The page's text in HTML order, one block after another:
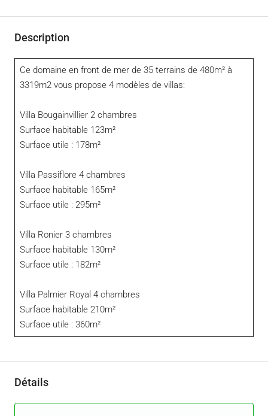
Description
Ce domaine en front de mer de 35 terrains de 480m² à
3319m2 vous propose 4 modèles de villas:
Villa Bougainvillier 2 chambres
Surface habitable 123m²
Surface utile : 178m²
Villa Passiflore 4 chambres
Surface habitable 165m²
Surface utile : 295m²
Villa Ronier 3 chambres
Surface habitable 130m²
Surface utile : 182m²
Villa Palmier Royal 4 chambres
Surface habitable 210m²
Surface utile : 360m²
Détails